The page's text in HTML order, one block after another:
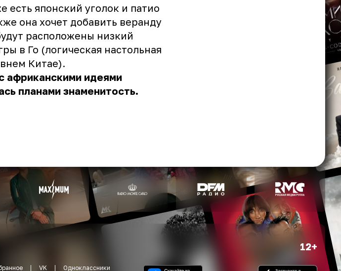
есть японский уголок и патио
она хочет добавить веранду
расположены низкий
в Го (логическая настольная
Китае).
африканскими идеями
планами знаменитость.
12+
VK Одноклассники